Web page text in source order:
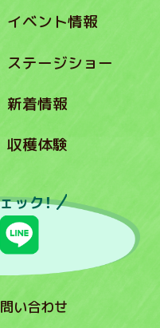
イベント情報
ステージショー
新着情報
収穫体験
ック！
い合わせ